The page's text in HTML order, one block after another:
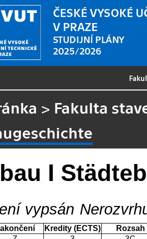
ČESKÉ VYSOKÉ
V PRAZE
STUDIJNÍ PLÁNY
2025/2026
> Fakulta
I
vypsán
Kredity (ECTS)
Rozsah